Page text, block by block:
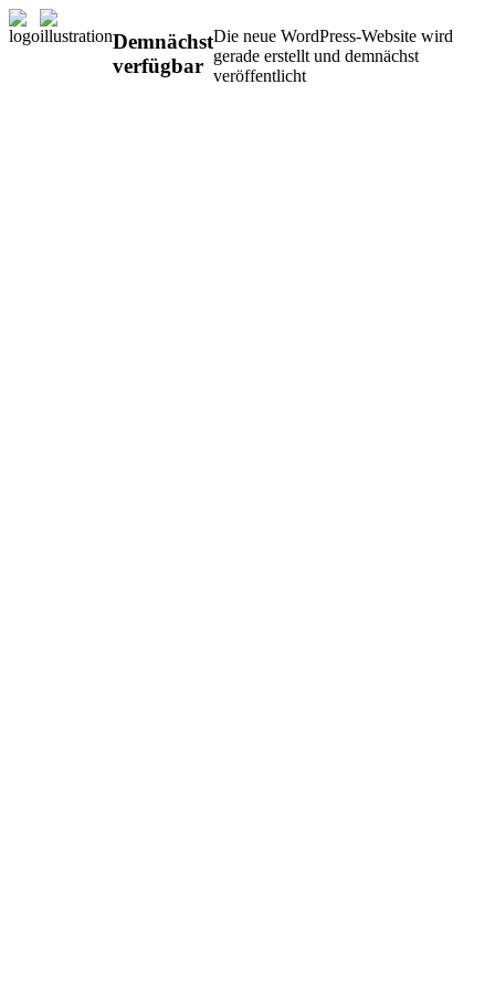
Demnächst
verfügbar
Die neue WordPress-Website wird
gerade erstellt und demnächst
veröffentlicht